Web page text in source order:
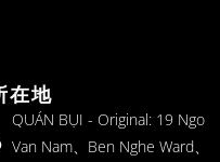
在地
QUÁN BỤI - Original: 19 Ngo
Van Nam、Ben Nghe Ward、